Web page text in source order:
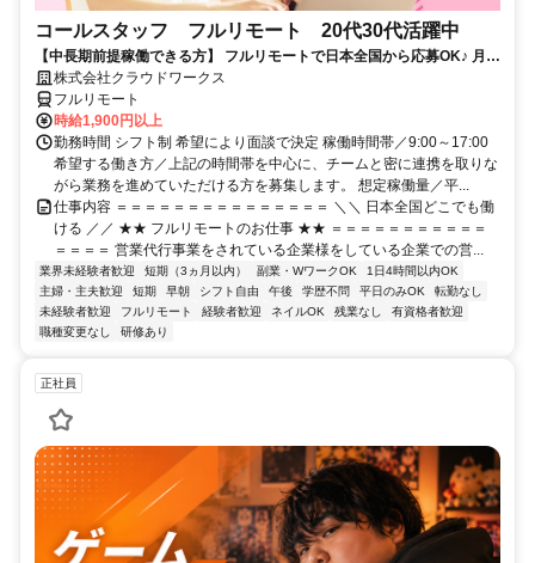
コールスタッフ フルリモート 20代30代活躍中
【中長期前提稼働できる方】 フルリモートで日本全国から応募OK♪ 月稼
働80時間で安定収入！
株式会社クラウドワークス
フルリモート
時給1,900円以上
勤務時間 シフト制 希望により面談で決定 稼働時間帯／9:00～17:00
希望する働き方／上記の時間帯を中心に、チームと密に連携を取りな
がら業務を進めていただける方を募集します。 想定稼働量／平...
仕事内容 ＝＝＝＝＝＝＝＝＝＝＝＝＝＝＝ ＼＼ 日本全国どこでも働
ける ／／ ★★ フルリモートのお仕事 ★★ ＝＝＝＝＝＝＝＝＝＝＝
＝＝＝＝ 営業代行事業をされている企業様をしている企業での営...
業界未経験者歓迎 短期（3ヵ月以内） 副業・WワークOK
1日4時間以内OK
主婦・主夫歓迎
短期 早朝 シフト自由 午後 学歴不問 平日のみOK
転勤なし
未経験者歓迎
フルリモート 経験者歓迎 ネイルOK 残業なし
有資格者歓迎
職種変更なし
研修あり
正社員